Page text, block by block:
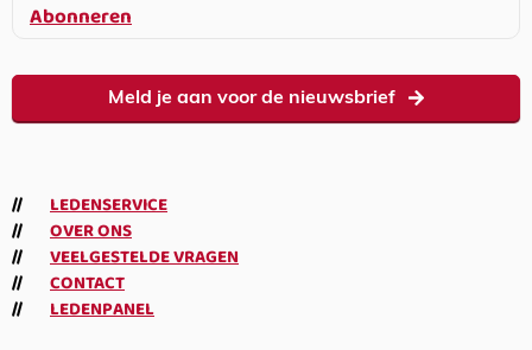
Abonneren
Meld je aan voor de nieuwsbrief
LEDENSERVICE
OVER ONS
VEELGESTELDE VRAGEN
CONTACT
LEDENPANEL